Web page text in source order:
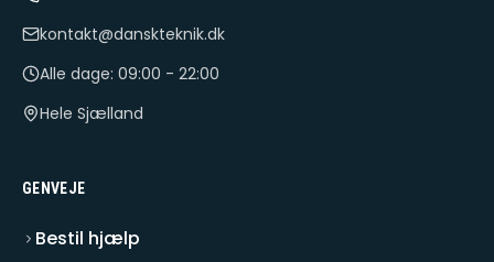
kontakt@danskteknik.dk
Alle dage: 09:00 - 22:00
Hele Sjælland
GENVEJE
Bestil hjælp